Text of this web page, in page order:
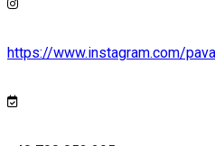
https://www.instagram.com/